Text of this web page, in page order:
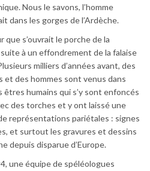
Nous le savons, l’homme
dans les gorges de l’Ardèche.
que s’ouvrait le porche de la
à un effondrement de la falaise
milliers d’années avant, des
et des hommes sont venus dans
humains qui s’y sont enfoncés
des torches et y ont laissé une
représentations pariétales : signes
et surtout les gravures et dessins
depuis disparue d’Europe.
une équipe de spéléologues